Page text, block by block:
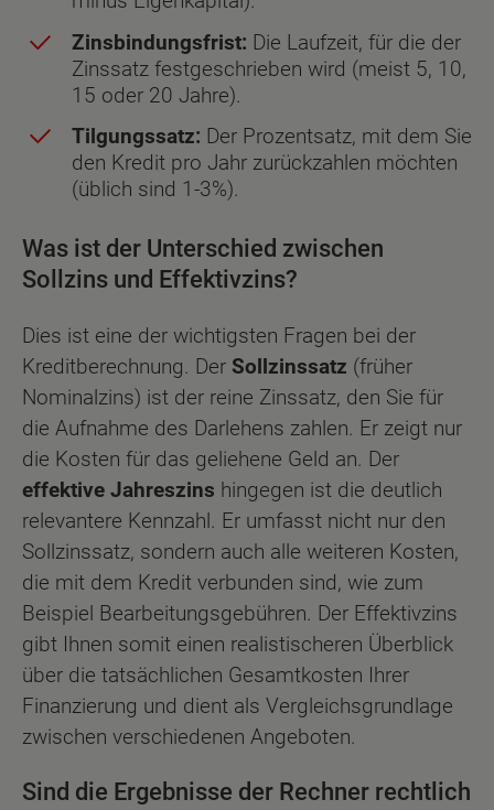
Zinsbindungsfrist: Die Laufzeit, für die der
Zinssatz festgeschrieben wird (meist 5, 10,
15 oder 20 Jahre).
Tilgungssatz: Der Prozentsatz, mit dem Sie
den Kredit pro Jahr zurückzahlen möchten
(üblich sind 1-3%).
Was ist der Unterschied zwischen
Sollzins und Effektivzins?
Dies ist eine der wichtigsten Fragen bei der
Kreditberechnung. Der Sollzinssatz (früher
Nominalzins) ist der reine Zinssatz, den Sie für
die Aufnahme des Darlehens zahlen. Er zeigt nur
die Kosten für das geliehene Geld an. Der
effektive Jahreszins hingegen ist die deutlich
relevantere Kennzahl. Er umfasst nicht nur den
Sollzinssatz, sondern auch alle weiteren Kosten,
die mit dem Kredit verbunden sind, wie zum
Beispiel Bearbeitungsgebühren. Der Effektivzins
gibt Ihnen somit einen realistischeren Überblick
über die tatsächlichen Gesamtkosten Ihrer
Finanzierung und dient als Vergleichsgrundlage
zwischen verschiedenen Angeboten.
Sind die Ergebnisse der Rechner rechtlich